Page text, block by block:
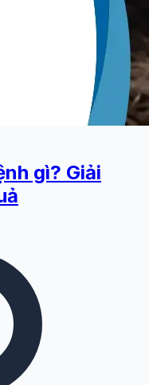
gì? Giải